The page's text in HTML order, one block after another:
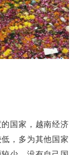
国家，越南经济
，多为其他国家